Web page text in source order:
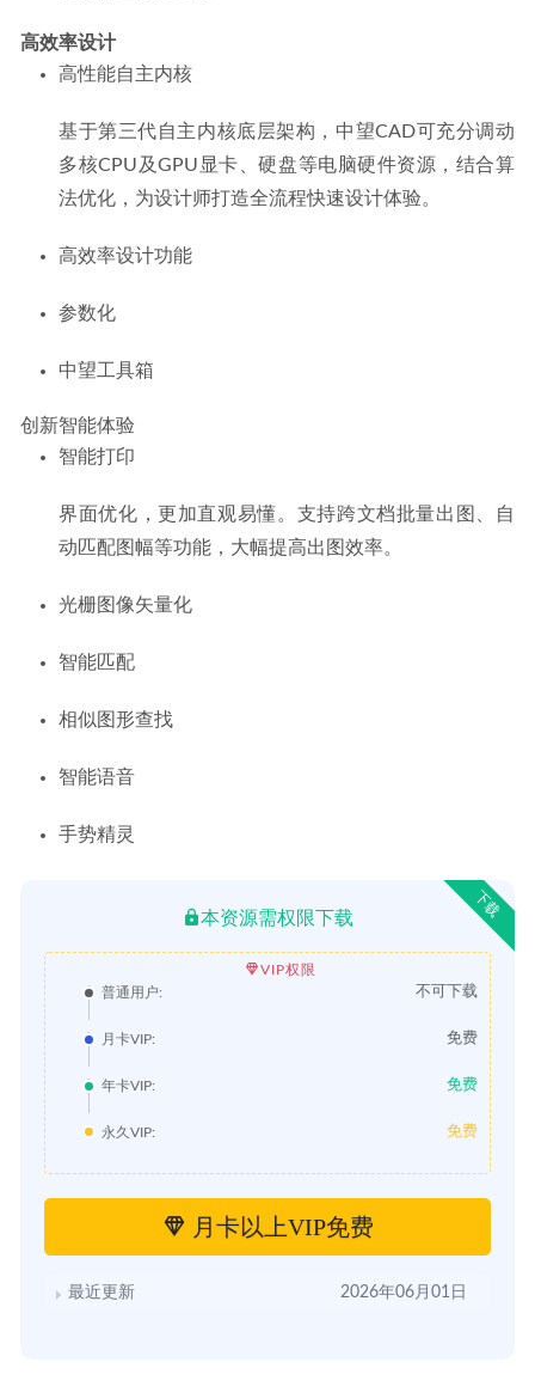
高效率设计
高性能自主内核
基于第三代自主内核底层架构，中望CAD可充分调动
多核CPU及GPU显卡、硬盘等电脑硬件资源，结合算
法优化，为设计师打造全流程快速设计体验。
高效率设计功能
参数化
中望工具箱
创新智能体验
智能打印
界面优化，更加直观易懂。支持跨文档批量出图、自
动匹配图幅等功能，大幅提高出图效率。
光栅图像矢量化
智能匹配
相似图形查找
智能语音
手势精灵
下载
本资源需权限下载
VIP权限
普通用户:
不可下载
月卡VIP: 免费
年卡VIP: 免费
永久VIP: 免费
月卡以上VIP免费
最近更新 2026年06月01日